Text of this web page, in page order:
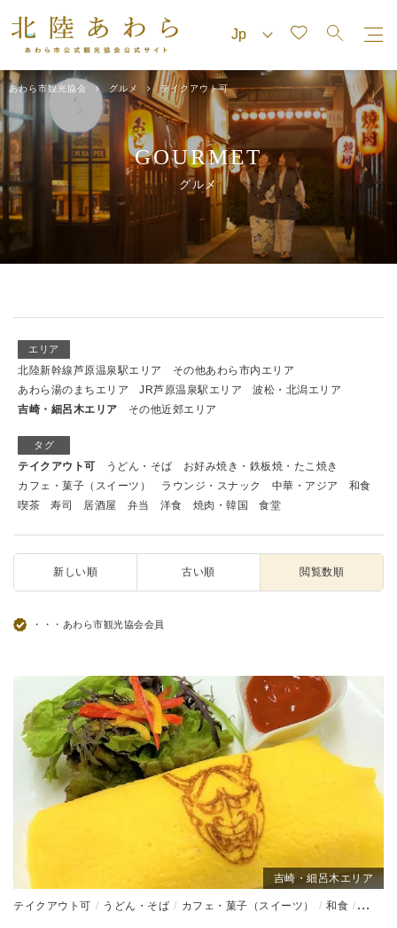
あわら市観光協会 グルメ テイクアウト可
GOURMET
グルメ
エリア
北陸新幹線芦原温泉駅エリア
その他あわら市内エリア
あわら湯のまちエリア
JR芦原温泉駅エリア
波松・北潟エリア
吉崎・細呂木エリア
その他近郊エリア
タグ
テイクアウト可 うどん・そば
お好み焼き・鉄板焼・たこ焼き
カフェ・菓子（スイーツ）
ラウンジ・スナック 中華・アジア
和食
喫茶
寿司 居酒屋 弁当 洋食 焼肉・韓国 食堂
新しい順 古い順 閲覧数順
・・・あわら市観光協会会員
吉崎・細呂木エリア
テイクアウト可 うどん・そば カフェ・菓子（スイーツ） 和食 弁当